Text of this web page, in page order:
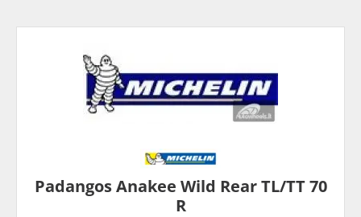
Padangos Anakee Wild Rear TL/TT 70
R